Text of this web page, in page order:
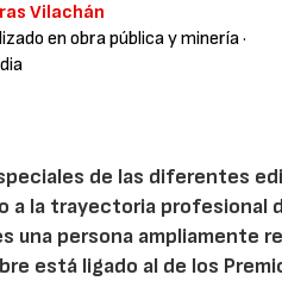
Vilachán
en obra pública y minería·
de las diferentes
a la trayectoria profesional
una persona ampliamente
está ligado al de los